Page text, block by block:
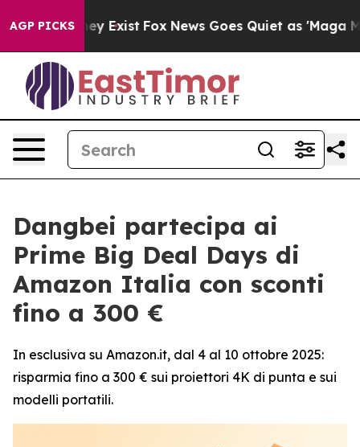
AGP PICKS
They Exist Fox News Goes Quiet as 'Maga
Dangbei partecipa ai
Prime Big Deal Days di
Amazon Italia con sconti
fino a 300 €
In esclusiva su Amazon.it, dal 4 al 10 ottobre 2025:
risparmia fino a 300 € sui proiettori 4K di punta e sui
modelli portatili.